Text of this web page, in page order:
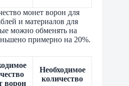
монет ворон для
и материалов для
можно обменять на
примерно на 20%.
ворон
Необходимое
количество